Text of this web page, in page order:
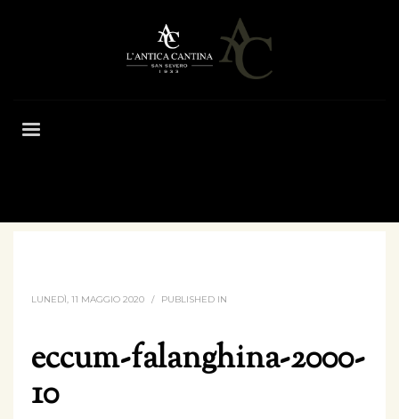
LUNEDÌ, 11 MAGGIO 2020 / PUBLISHED IN
eccum-falanghina-2000-
10